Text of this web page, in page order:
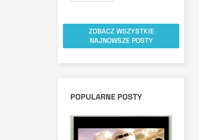
ZOBACZ WSZYSTKIE
NAJNOWSZE POSTY
POPULARNE POSTY